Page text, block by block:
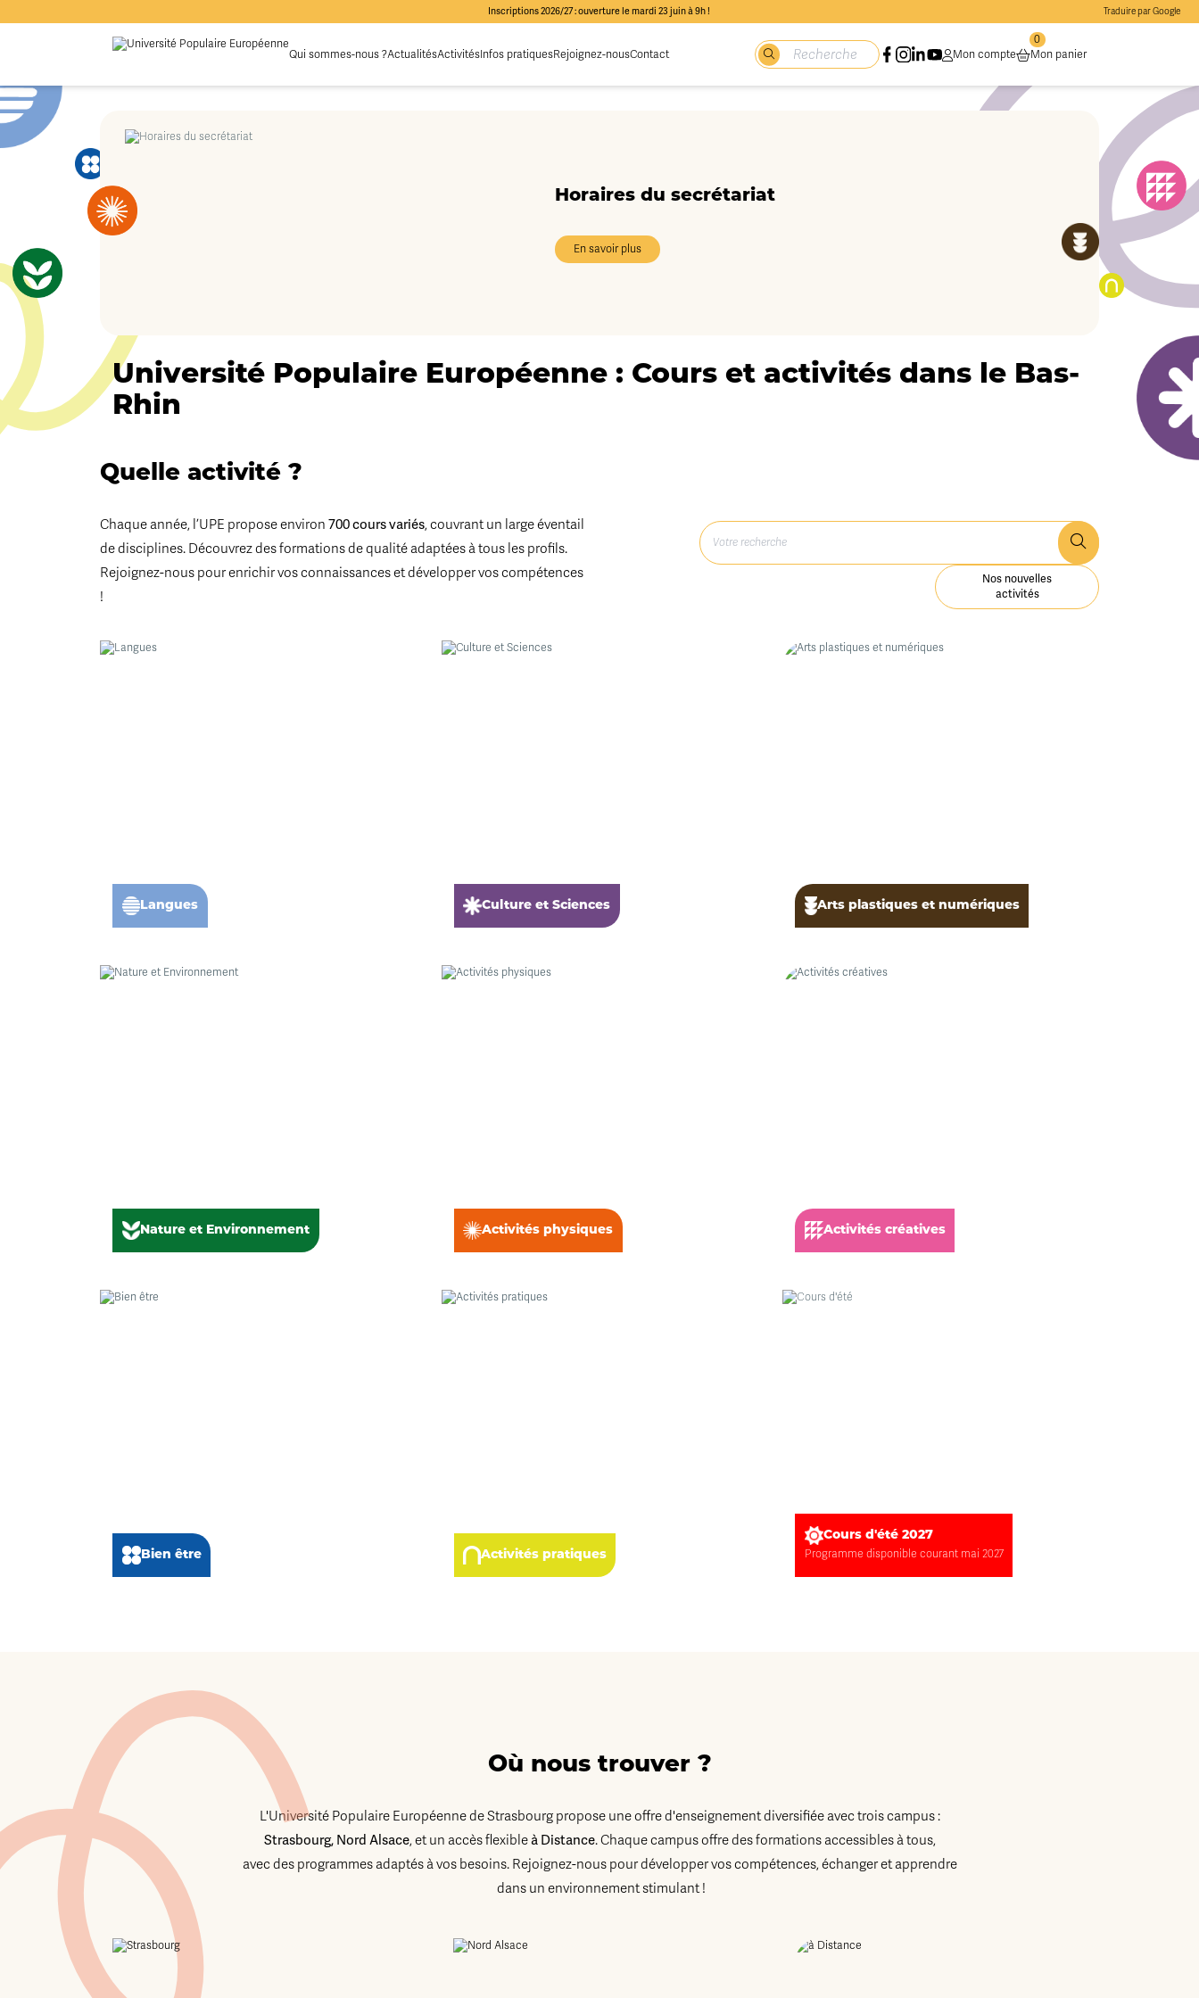
Inscriptions 2026/27 : ouverture le mardi 23 juin à 9h ! Traduire par Google
Qui sommes-nous ?ActualitésActivitésInfos pratiquesRejoignez-nousContact Mon compte Mon panier
0
Horaires du secrétariat
En savoir plus
Université Populaire Européenne : Cours et activités dans le Bas-
Rhin
Quelle activité ?
Chaque année, l’UPE propose environ 700 cours variés, couvrant un large éventail
de disciplines. Découvrez des formations de qualité adaptées à tous les profils.
Rejoignez-nous pour enrichir vos connaissances et développer vos compétences
!
Nos nouvelles
activités
Langues Culture et Sciences Arts plastiques et numériques
Nature et Environnement Activités physiques Activités créatives
Bien être Activités pratiques
Cours d'été 2027
Programme disponible courant mai 2027
Où nous trouver ?
L'Université Populaire Européenne de Strasbourg propose une offre d'enseignement diversifiée avec trois campus :
Strasbourg, Nord Alsace, et un accès flexible à Distance. Chaque campus offre des formations accessibles à tous,
avec des programmes adaptés à vos besoins. Rejoignez-nous pour développer vos compétences, échanger et apprendre
dans un environnement stimulant !